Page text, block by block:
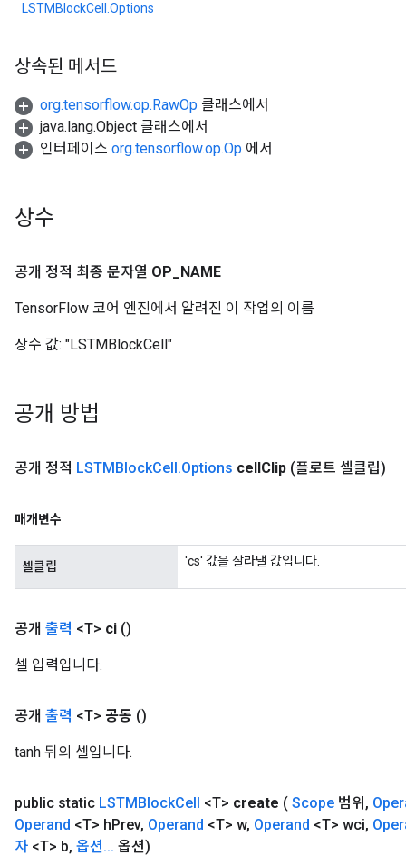
LSTMBlockCell.Options
상속된 메서드
org.tensorflow.op.RawOp 클래스에서
java.lang.Object 클래스에서
인터페이스 org.tensorflow.op.Op 에서
상수
공개 정적 최종 문자열 OP NAME
TensorFlow 코어 엔진에서 알려진 이 작업의 이름
상수 값: "LSTMBlockCell"
공개 방법
공개 정적 LSTMBlockCell.Options cellClip (플로트 셀클립)
매개변수
셀클립 'cs' 값을 잘라낼 값입니다.
공개 출력 <T> ci ()
셀 입력입니다.
공개 출력 <T> 공동 ()
tanh 뒤의 셀입니다.
public static LSTMBlockCell <T> create ( Scope 범위 ,
Operand <T> hPrev, Operand <T> w, Operand <T> wci,
자 <T> b, 옵션... 옵션)